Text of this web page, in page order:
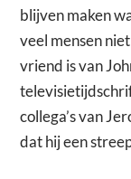
blijven maken
veel mensen
vriend is van
collega’s van
dat hij een